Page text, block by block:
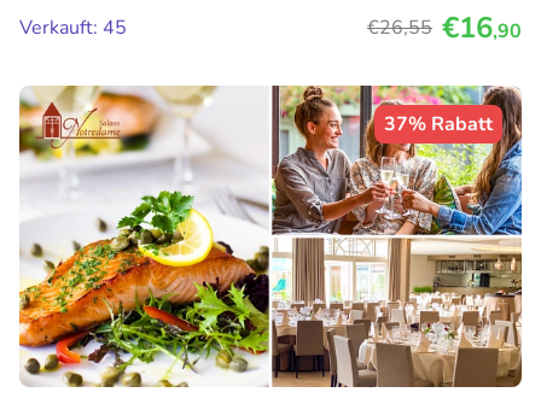
Verkauft: 45
€26,55 €16,90
37% Rabatt